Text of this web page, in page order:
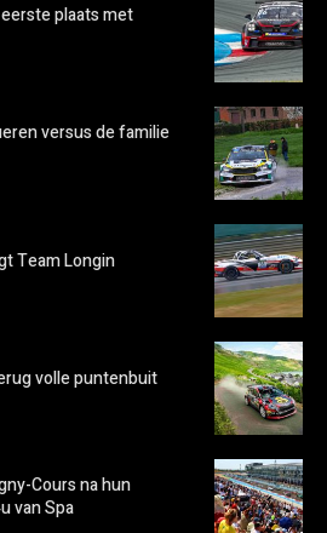
plaats met
versus de familie
Team Longin
volle puntenbuit
Cours na hun
van Spa